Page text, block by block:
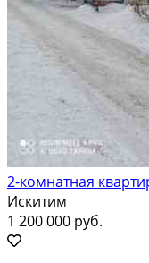
2-комнатная
Искитим
1 200 000 руб.